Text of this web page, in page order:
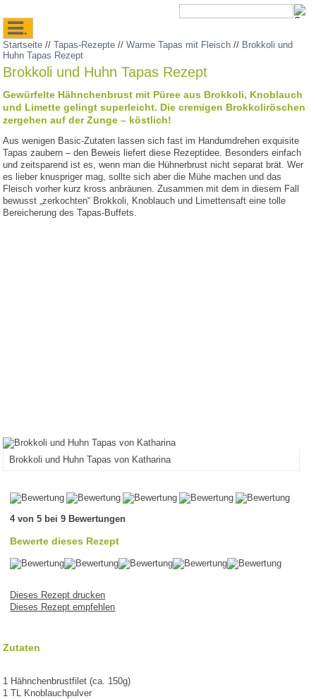
.
Startseite //Tapas-Rezepte //Warme Tapas mit Fleisch // Brokkoli und
Huhn Tapas Rezept
Brokkoli und Huhn Tapas Rezept
Gewürfelte Hähnchenbrust mit Püree aus Brokkoli, Knoblauch
und Limette gelingt superleicht. Die cremigen Brokkoliröschen
zergehen auf der Zunge – köstlich!
Aus wenigen Basic-Zutaten lassen sich fast im Handumdrehen exquisite
Tapas zaubern – den Beweis liefert diese Rezeptidee. Besonders einfach
und zeitsparend ist es, wenn man die Hühnerbrust nicht separat brät. Wer
es lieber knuspriger mag, sollte sich aber die Mühe machen und das
Fleisch vorher kurz kross anbräunen. Zusammen mit dem in diesem Fall
bewusst „zerkochten“ Brokkoli, Knoblauch und Limettensaft eine tolle
Bereicherung des Tapas-Buffets.
Brokkoli und Huhn Tapas von Katharina
4 von 5 bei 9 Bewertungen
Bewerte dieses Rezept
Dieses Rezept drucken
Dieses Rezept empfehlen
Zutaten
1 Hähnchenbrustfilet (ca. 150g)
1 TL Knoblauchpulver